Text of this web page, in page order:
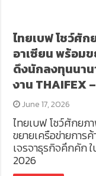
ไทยเบฟ โชว์ศั
อาเซียน พร้อม
ดึงนักลงทุนนาน
งาน THAIFEX
June 17, 2026
ไทยเบฟ โชว์ศักยภ
ขยายเครือข่ายการ
เจรจาธุรกิจคึกคัก
2026